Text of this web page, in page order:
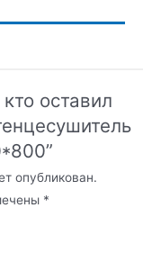
оставил
опубликован.
*